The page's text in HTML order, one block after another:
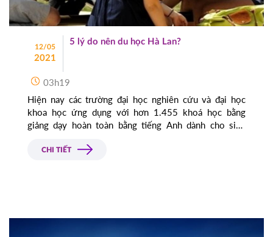
12/05
2021
5 lý do nên du học Hà Lan?
03h19
Hiện nay các trường đại học nghiên cứu và đại học
khoa học ứng dụng với hơn 1.455 khoá học bằng
giảng dạy hoàn toàn bằng tiếng Anh dành cho sinh
sinh viên quốc tế theo học đông nhất, điều này giúp
CHI TIẾT